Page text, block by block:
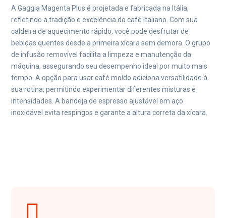
A Gaggia Magenta Plus é projetada e fabricada na Itália,
refletindo a tradição e excelência do café italiano. Com sua
caldeira de aquecimento rápido, você pode desfrutar de
bebidas quentes desde a primeira xícara sem demora. O grupo
de infusão removível facilita a limpeza e manutenção da
máquina, assegurando seu desempenho ideal por muito mais
tempo. A opção para usar café moído adiciona versatilidade à
sua rotina, permitindo experimentar diferentes misturas e
intensidades. A bandeja de espresso ajustável em aço
inoxidável evita respingos e garante a altura correta da xícara.